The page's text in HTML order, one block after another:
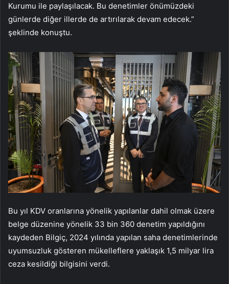
Kurumu ile paylaşılacak. Bu denetimler önümüzdeki
günlerde diğer illerde de artırılarak devam edecek.”
şeklinde konuştu.
Bu yıl KDV oranlarına yönelik yapılanlar dahil olmak üzere
belge düzenine yönelik 33 bin 360 denetim yapıldığını
kaydeden Bilgiç, 2024 yılında yapılan saha denetimlerinde
uyumsuzluk gösteren mükelleflere yaklaşık 1,5 milyar lira
ceza kesildiği bilgisini verdi.